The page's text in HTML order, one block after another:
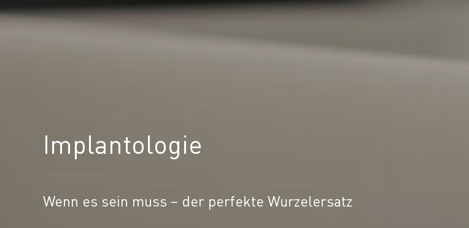
Implantologie
Wenn es sein muss – der perfekte Wurzelersatz